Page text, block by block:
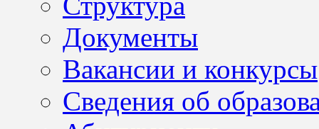
Документы
Вакансии и конкурсы
Сведения об